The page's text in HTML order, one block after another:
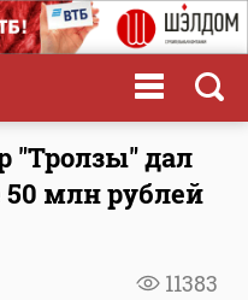
"Тролзы" дал
50 млн рублей
11383